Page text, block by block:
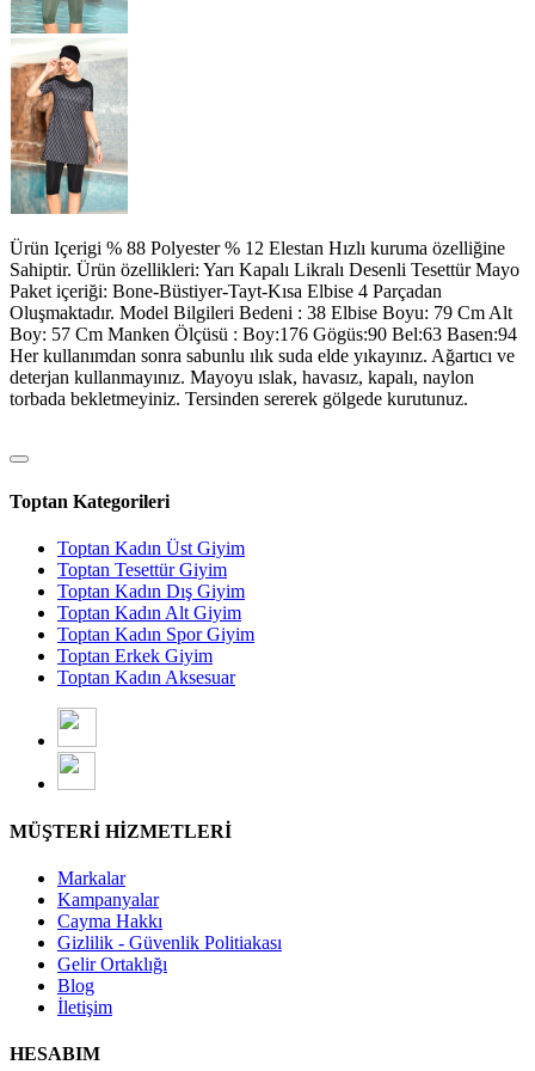
Ürün Içerigi % 88 Polyester % 12 Elestan Hızlı kuruma özelliğine
Sahiptir. Ürün özellikleri: Yarı Kapalı Likralı Desenli Tesettür Mayo
Paket içeriği: Bone-Büstiyer-Tayt-Kısa Elbise 4 Parçadan
Oluşmaktadır. Model Bilgileri Bedeni : 38 Elbise Boyu: 79 Cm Alt
Boy: 57 Cm Manken Ölçüsü : Boy:176 Gögüs:90 Bel:63 Basen:94
Her kullanımdan sonra sabunlu ılık suda elde yıkayınız. Ağartıcı ve
deterjan kullanmayınız. Mayoyu ıslak, havasız, kapalı, naylon
torbada bekletmeyiniz. Tersinden sererek gölgede kurutunuz.
Toptan Kategorileri
Toptan Kadın Üst Giyim
Toptan Tesettür Giyim
Toptan Kadın Dış Giyim
Toptan Kadın Alt Giyim
Toptan Kadın Spor Giyim
Toptan Erkek Giyim
Toptan Kadın Aksesuar
MÜŞTERİ HİZMETLERİ
Markalar
Kampanyalar
Cayma Hakkı
Gizlilik - Güvenlik Politiakası
Gelir Ortaklığı
Blog
İletişim
HESABIM